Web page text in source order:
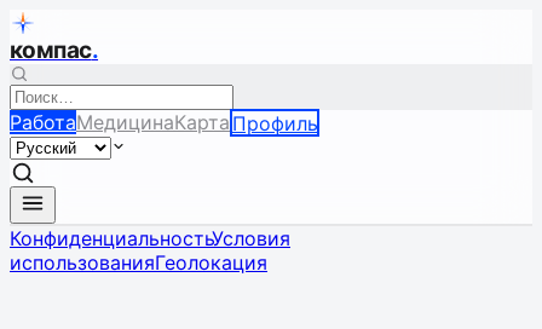
компас.
РаботаМедицинаКарта Профиль
КонфиденциальностьУсловия
использованияГеолокация